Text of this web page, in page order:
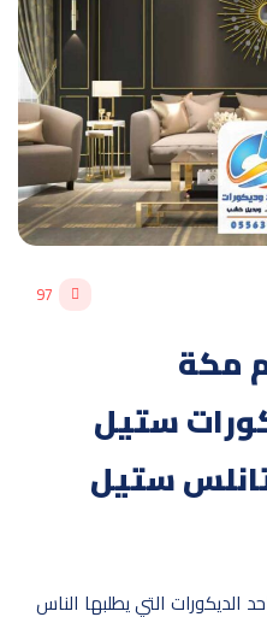
97
مكة
ديكورات ستيل
ستيل
التي يطلبها الناس